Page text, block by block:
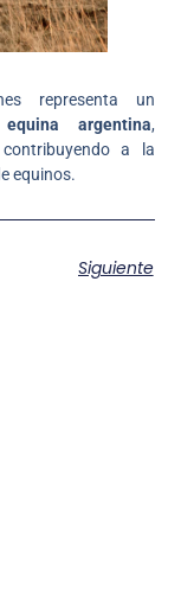
representa un
argentina,
a la
equinos.
Siguiente